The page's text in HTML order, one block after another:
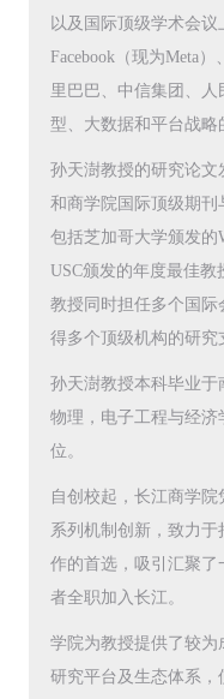
以及国际顶级学术会
Facebook（现为Meta
里巴巴、中信集团、
型、大数据和平台战略
孙天澍教授的研究论
和商学院国际顶级期刊
包括芝加哥大学颁发的
USC颁发的年度最佳教
教授同时担任多个国际
得多个顶级机构的研究
孙天澍教授本科毕业
物理，电子工程与经
位。
自创校起，长江商学院
系列机制创新，致力
作的首选，吸引汇聚
者全职加入长江。
学院为教授提供了较
研究平台及生态体系